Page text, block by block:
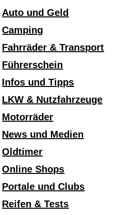
Auto und Geld
Camping
Fahrräder & Transport
Führerschein
Infos und Tipps
LKW & Nutzfahrzeuge
Motorräder
News und Medien
Oldtimer
Online Shops
Portale und Clubs
Reifen & Tests